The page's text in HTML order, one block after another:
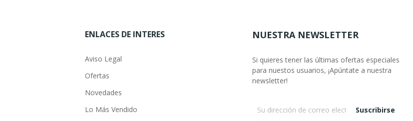
ENLACES DE INTERES
Aviso Legal
Ofertas
Novedades
Lo Más Vendido
NUESTRA NEWSLETTER
Si quieres tener las últimas ofertas especiales
para nuestos usuarios, ¡Apúntate a nuestra
newsletter!
Suscribirse